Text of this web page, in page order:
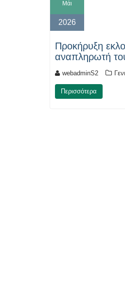
Μάι
2026
Προκήρυξη
αναπληρωτή
webadminS2
Περισσότερα